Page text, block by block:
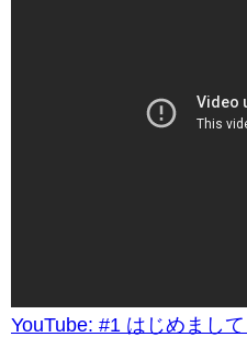
YouTube: #1 はじめまし